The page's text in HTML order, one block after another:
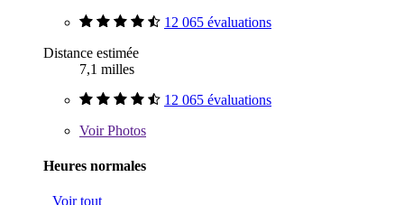
12 065 évaluations
Distance estimée
7,1 milles
12 065 évaluations
VoirPhotos
Heures normales
Voir tout